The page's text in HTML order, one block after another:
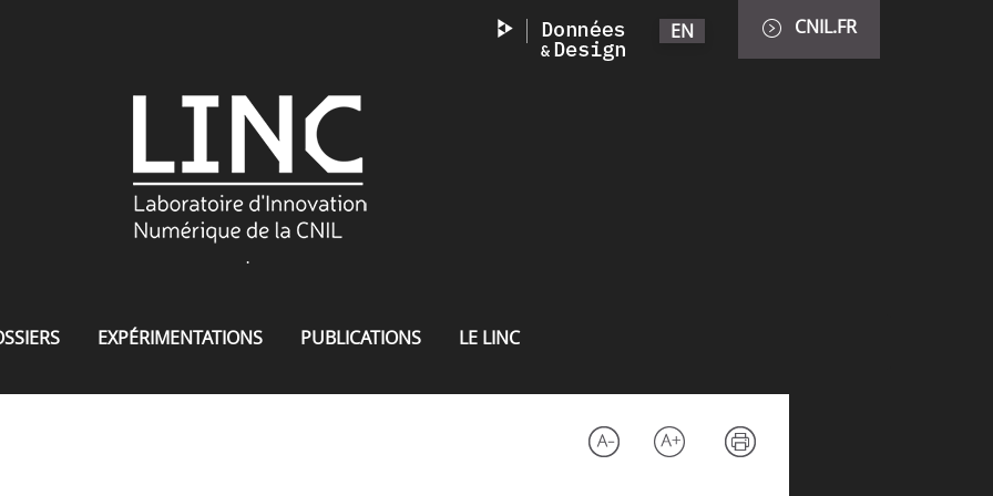
EN CNIL.FR
.
EXPÉRIMENTATIONS PUBLICATIONS LE LINC